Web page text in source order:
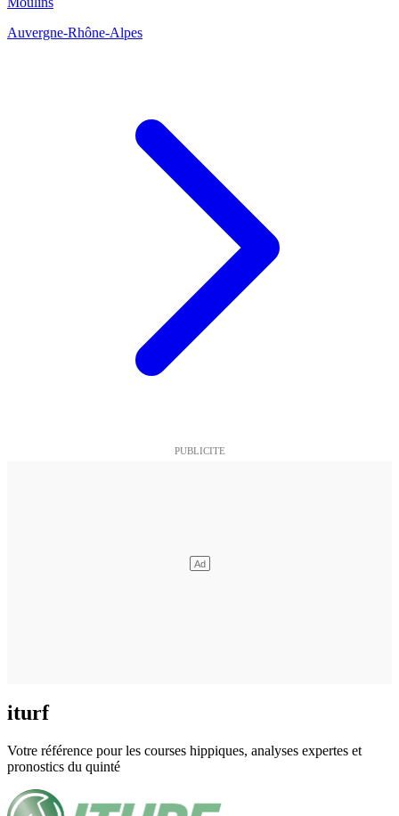
Auvergne-Rhône-Alpes
iturf
Votre référence pour les courses hippiques, analyses expertes et
pronostics du quinté